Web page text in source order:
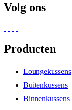
Volg ons
Producten
Loungekussens
Buitenkussens
Binnenkussens